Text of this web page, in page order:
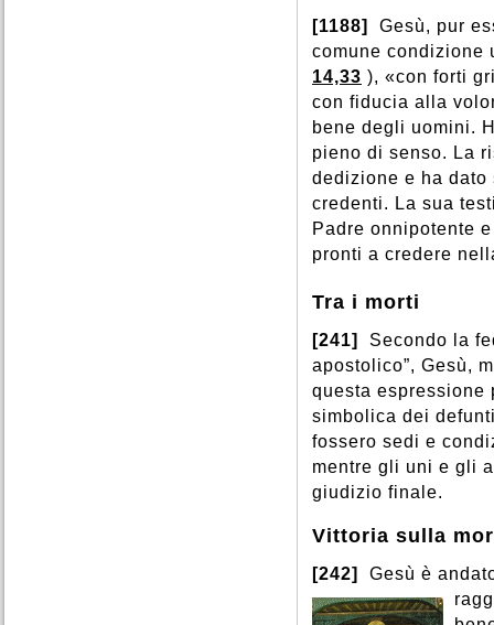
[1188]
Gesù, pur
comune condizione
14,33 ), «con forti
con fiducia alla
bene degli uomini.
pieno di senso. La
dedizione e ha
credenti. La sua
Padre onnipotente
pronti a credere
Tra i morti
[241]
Secondo la
apostolico”, Gesù,
questa espressione
simbolica dei
fossero sedi e
mentre gli uni e gli
giudizio finale.
Vittoria sulla
[242]
Gesù è